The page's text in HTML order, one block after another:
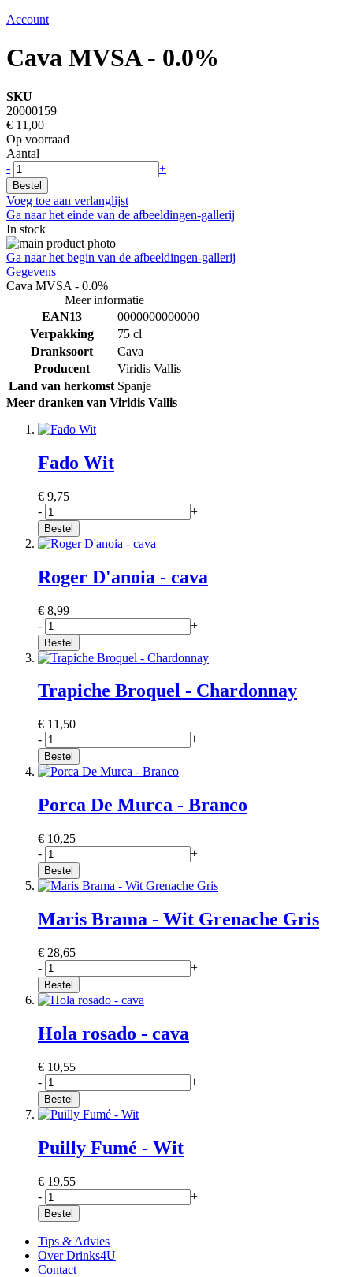
Account
Cava MVSA - 0.0%
SKU
20000159
€ 11,00
Op voorraad
Aantal
-
+
Bestel
Voeg toe aan verlanglijst
Ga naar het einde van de afbeeldingen-gallerij
In stock
Ga naar het begin van de afbeeldingen-gallerij
Gegevens
Cava MVSA - 0.0%
Meer informatie
EAN13
0000000000000
Verpakking
75 cl
Dranksoort
Cava
Producent
Viridis Vallis
Land van herkomst Spanje
Meer dranken van Viridis Vallis
Fado Wit
€ 9,75
-
+
Bestel
Roger D'anoia - cava
€ 8,99
-
+
Bestel
Trapiche Broquel - Chardonnay
€ 11,50
-
+
Bestel
Porca De Murca - Branco
€ 10,25
-
+
Bestel
Maris Brama - Wit Grenache Gris
€ 28,65
-
+
Bestel
Hola rosado - cava
€ 10,55
-
+
Bestel
Puilly Fumé - Wit
€ 19,55
-
+
Bestel
Tips & Advies
Over Drinks4U
Contact